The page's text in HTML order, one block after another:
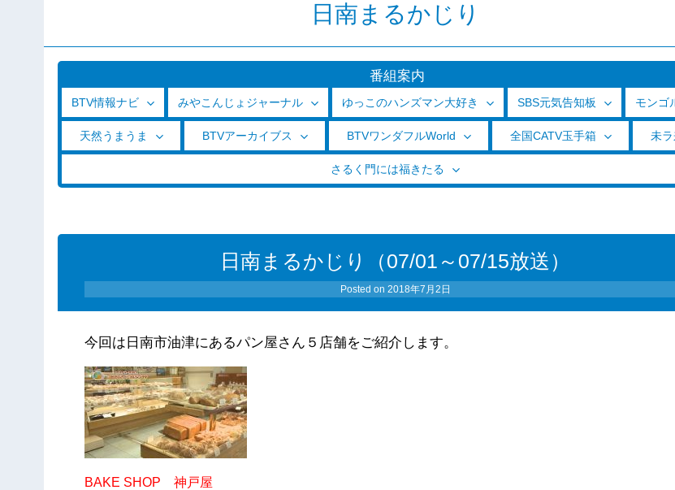
日南まるかじり
番組案内
BTV情報ナビ みやこんじょジャーナル ゆっこのハンズマン大好き SBS元気告知板 モンゴ
天然うまうま BTVアーカイブス BTVワンダフルWorld 全国CATV玉手箱 未
さるく門には福きたる
日南まるかじり（07/01～07/15放送）
Posted on 2018年7月2日
今回は日南市油津にあるパン屋さん５店舗をご紹介します。
BAKE SHOP 神戸屋